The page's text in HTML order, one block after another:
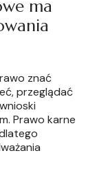
ma
znać
przeglądać
Prawo karne